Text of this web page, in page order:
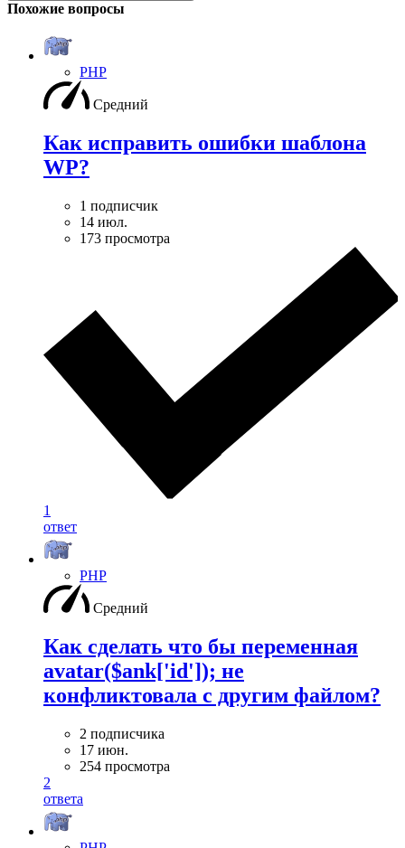
Похожие вопросы
PHP
Средний
Как исправить ошибки шаблона
WP?
1 подписчик
14 июл.
173 просмотра
1
ответ
PHP
Средний
Как сделать что бы переменная
avatar($ank['id']); не
конфликтовала с другим файлом?
2 подписчика
17 июн.
254 просмотра
2
ответа